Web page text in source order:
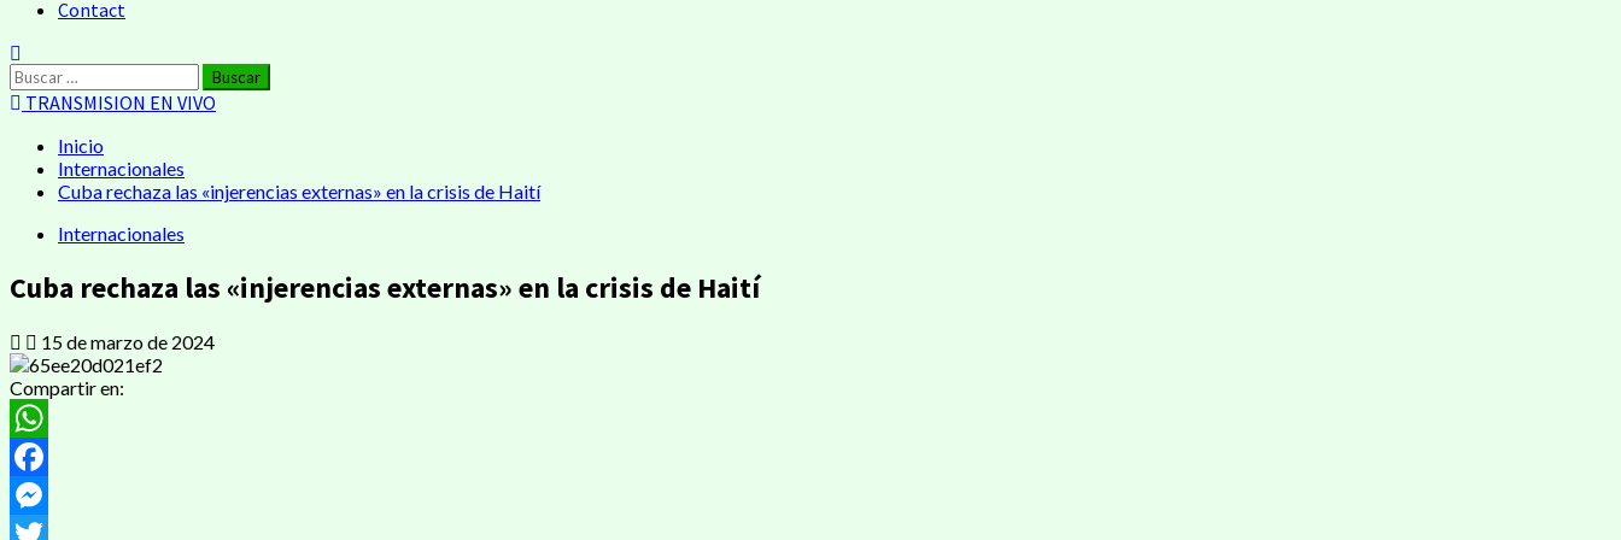
Contact
Buscar:
TRANSMISION EN VIVO
Inicio
Internacionales
Cuba rechaza las «injerencias externas» en la crisis de Haití
Internacionales
Cuba rechaza las «injerencias externas» en la crisis de Haití
15 de marzo de 2024
Compartir en:
WhatsApp
Facebook
Messenger